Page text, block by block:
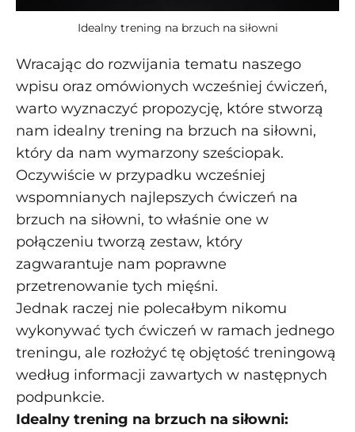
Idealny trening na brzuch na siłowni
Wracając do rozwijania tematu naszego
wpisu oraz omówionych wcześniej ćwiczeń,
warto wyznaczyć propozycję, które stworzą
nam idealny trening na brzuch na siłowni,
który da nam wymarzony sześciopak.
Oczywiście w przypadku wcześniej
wspomnianych najlepszych ćwiczeń na
brzuch na siłowni, to właśnie one w
połączeniu tworzą zestaw, który
zagwarantuje nam poprawne
przetrenowanie tych mięśni.
Jednak raczej nie polecałbym nikomu
wykonywać tych ćwiczeń w ramach jednego
treningu, ale rozłożyć tę objętość treningową
według informacji zawartych w następnych
podpunkcie.
Idealny trening na brzuch na siłowni: